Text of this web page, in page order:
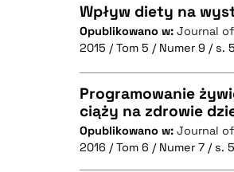
CZYSTY TEKST
BIBTEX
Wpływ diety na
Opublikowano w: Journal
2015 / Tom 5 / Numer 9 / s.
CZYSTY TEKST
Programowanie
ciąży na zdrowie
Opublikowano w: Journal
2016 / Tom 6 / Numer 7 / s.